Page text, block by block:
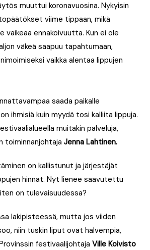
muuttui koronavuosina. Nykyisin
viime tippaan, mikä
vaikeaa ennakoivuutta. Kun ei ole
väkeä saapuu tapahtumaan,
vaikka alentaa lippujen
saada paikalle
ihmisiä kuin myydä tosi kalliita lippuja.
muitakin palveluja,
toiminnanjohtaja Jenna Lahtinen.
on kallistunut ja järjestäjät
hinnat. Nyt lienee saavutettu
on tulevaisuudessa?
lakipisteessä, mutta jos viiden
niin tuskin liput ovat halvempia,
festivaalijohtaja Ville Koivisto